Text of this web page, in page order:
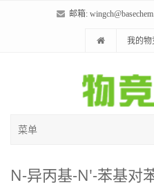
邮箱:
我的物
菜单
N-异丙基-N'-苯基对